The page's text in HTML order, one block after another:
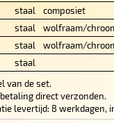
staal composiet
staal wolfraam/
staal wolfraam/
staal
van de set.
direct verzonden.
levertijd: 8 werkdagen,